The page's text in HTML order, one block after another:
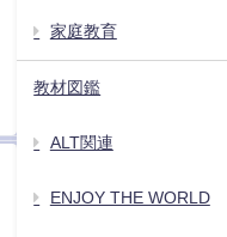
家庭教育
教材図鑑
ALT関連
ENJOY THE WORLD